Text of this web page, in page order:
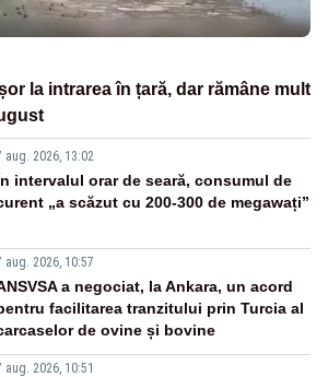
la intrarea în țară, dar rămâne mult
aug. 2026, 13:02
intervalul orar de seară, consumul de
„a scăzut cu 200-300 de megawați”
aug. 2026, 10:57
a negociat, la Ankara, un acord
facilitarea tranzitului prin Turcia al
de ovine și bovine
aug. 2026, 10:51